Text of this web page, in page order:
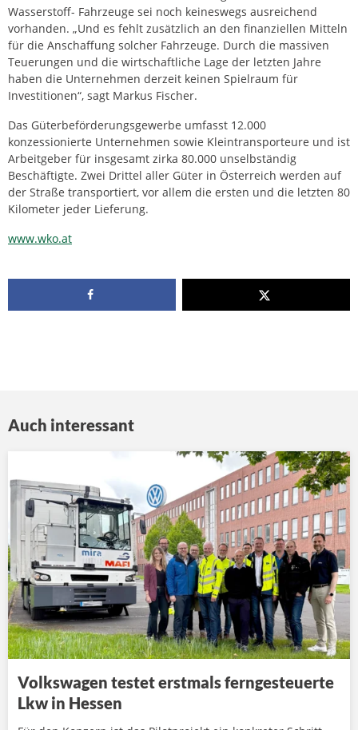
Wasserstoff- Fahrzeuge sei noch keineswegs ausreichend
vorhanden. „Und es fehlt zusätzlich an den finanziellen Mitteln
für die Anschaffung solcher Fahrzeuge. Durch die massiven
Teuerungen und die wirtschaftliche Lage der letzten Jahre
haben die Unternehmen derzeit keinen Spielraum für
Investitionen“, sagt Markus Fischer.
Das Güterbeförderungsgewerbe umfasst 12.000
konzessionierte Unternehmen sowie Kleintransporteure und ist
Arbeitgeber für insgesamt zirka 80.000 unselbständig
Beschäftigte. Zwei Drittel aller Güter in Österreich werden auf
der Straße transportiert, vor allem die ersten und die letzten 80
Kilometer jeder Lieferung.
www.wko.at
Auch interessant
Volkswagen testet erstmals ferngesteuerte
Lkw in Hessen